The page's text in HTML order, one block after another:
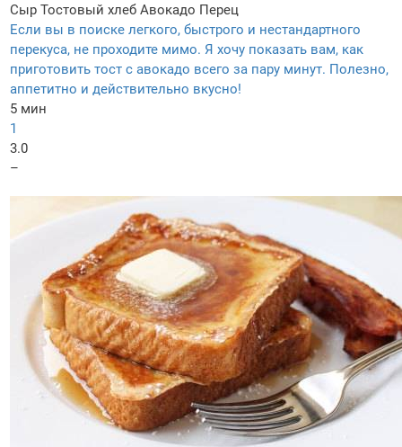
Сыр Тостовый хлеб Авокадо Перец
Если вы в поиске легкого, быстрого и нестандартного
перекуса, не проходите мимо. Я хочу показать вам, как
приготовить тост с авокадо всего за пару минут. Полезно,
аппетитно и действительно вкусно!
5 мин
1
3.0
–